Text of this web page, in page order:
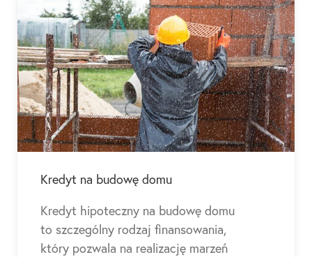
Kredyt na budowę domu
Kredyt hipoteczny na budowę domu
to szczególny rodzaj finansowania,
który pozwala na realizację marzeń